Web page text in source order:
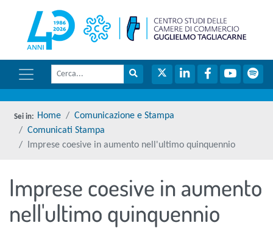
Vai ai contenuti
Menu di navigazione
Cerca
torna al menu di scelta rapida
Menu di navigazione principale
torna al menu di scelta rapida
Cerca nel sito Twitter LinkedIn FacebookYouTube
Home
Comunicazione e Stampa
Comunicati Stampa
Imprese coesive in aumento nell'ultimo quinquennio
torna al menu di scelta rapida
Imprese coesive in aumento
nell'ultimo quinquennio